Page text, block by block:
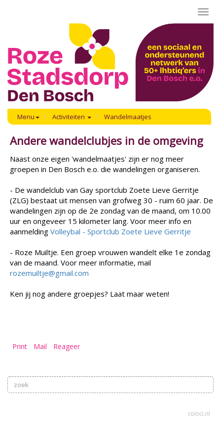
Menu Activiteiten Wandelmaatjes
Andere wandelclubjes in de omgeving
Naast onze eigen 'wandelmaatjes' zijn er nog meer
groepen in Den Bosch e.o. die wandelingen organiseren.
- De wandelclub van Gay sportclub Zoete Lieve Gerritje
(ZLG) bestaat uit mensen van grofweg 30 - ruim 60 jaar. De
wandelingen zijn op de 2e zondag van de maand, om 10.00
uur en ongeveer 15 kilometer lang. Voor meer info en
aanmelding Volleybal - Sportclub Zoete Lieve Gerritje
- Roze Muiltje. Een groep vrouwen wandelt elke 1e zondag
van de maand. Voor meer informatie, mail
rozemuiltje@gmail.com
Ken jij nog andere groepjes? Laat maar weten!
Print Mail Reageer
coloci.nl